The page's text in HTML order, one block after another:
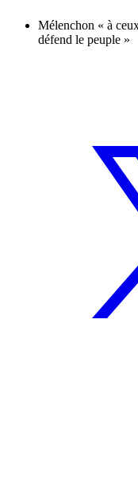
Mélenchon « à
défend le peuple »